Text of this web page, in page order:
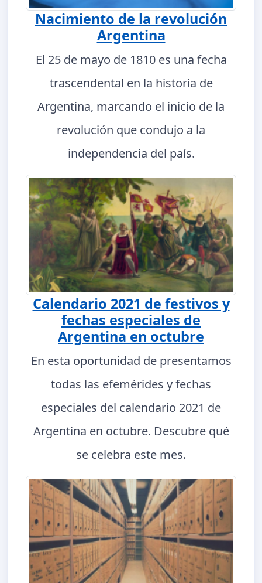
Nacimiento de la revolución
Argentina
El 25 de mayo de 1810 es una fecha
trascendental en la historia de
Argentina, marcando el inicio de la
revolución que condujo a la
independencia del país.
Calendario 2021 de festivos y
fechas especiales de
Argentina en octubre
En esta oportunidad de presentamos
todas las efemérides y fechas
especiales del calendario 2021 de
Argentina en octubre. Descubre qué
se celebra este mes.